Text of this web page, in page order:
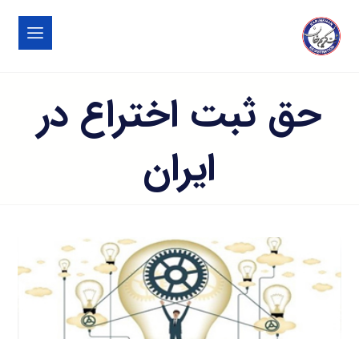
حق ثبت اختراع در
ایران